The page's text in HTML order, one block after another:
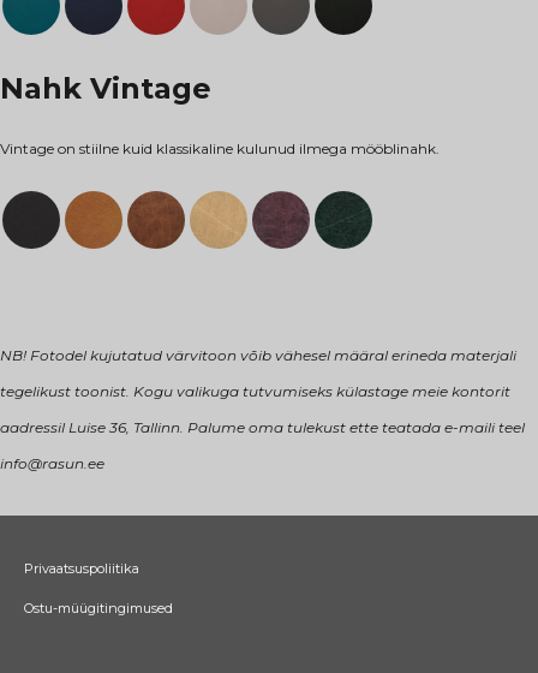
Nahk Vintage
Vintage on stiilne kuid klassikaline kulunud ilmega mööblinahk.
NB! Fotodel kujutatud värvitoon võib vähesel määral erineda materjali
tegelikust toonist. Kogu valikuga tutvumiseks külastage meie kontorit
aadressil Luise 36, Tallinn. Palume oma tulekust ette teatada e-maili teel
info@rasun.ee
Privaatsuspoliitika
Ostu-müügitingimused